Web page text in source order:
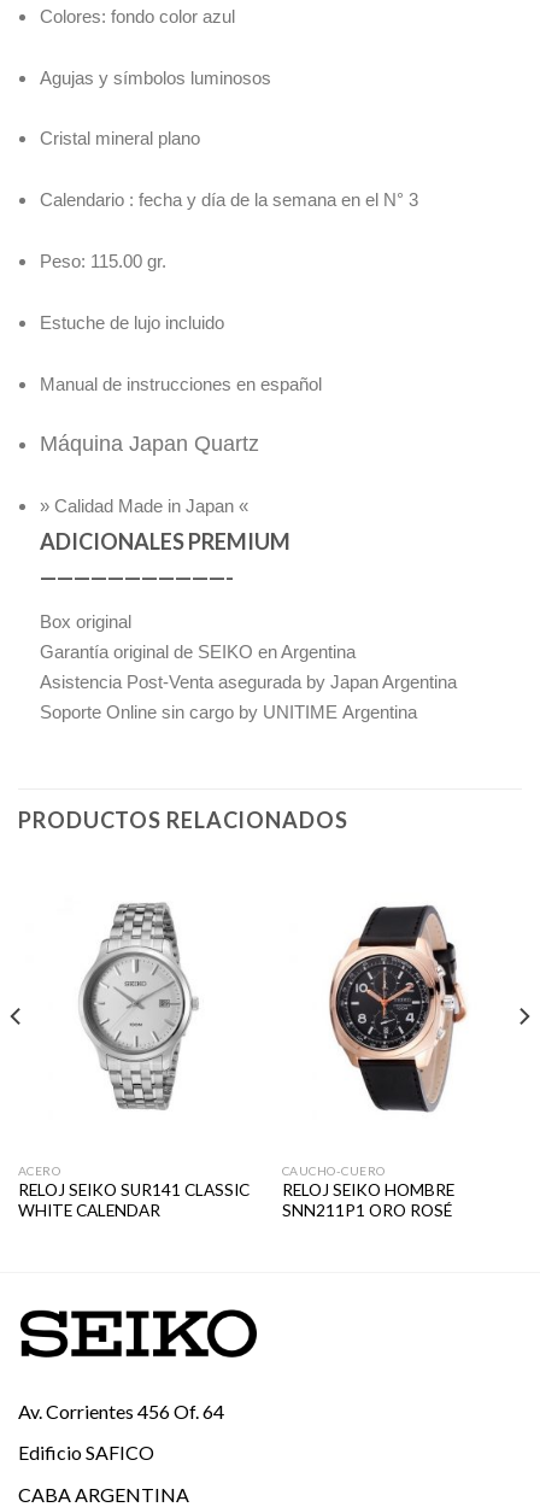
Colores: fondo color azul
Agujas y símbolos luminosos
Cristal mineral plano
Calendario : fecha y día de la semana en el N° 3
Peso: 115.00 gr.
Estuche de lujo incluido
Manual de instrucciones en español
Máquina Japan Quartz
» Calidad Made in Japan «
ADICIONALES PREMIUM
———————————-
Box original
Garantía original de SEIKO en Argentina
Asistencia Post-Venta asegurada by Japan Argentina
Soporte Online sin cargo by UNITIME Argentina
PRODUCTOS RELACIONADOS
ACERO
RELOJ SEIKO SUR141 CLASSIC
WHITE CALENDAR
CAUCHO-CUERO
RELOJ SEIKO HOMBRE
SNN211P1 ORO ROSÉ
Av. Corrientes 456 Of. 64
Edificio SAFICO
CABA ARGENTINA